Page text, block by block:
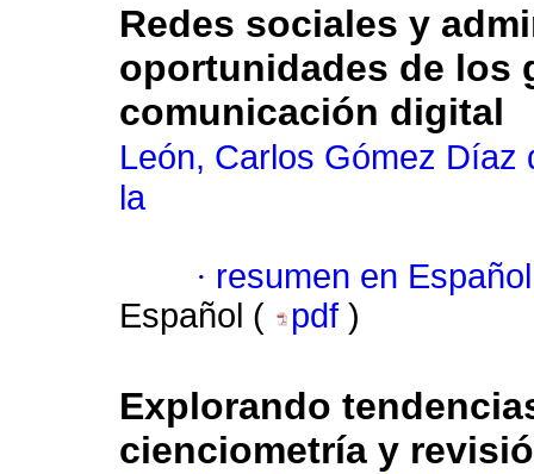
Redes sociales y
oportunidades de los
comunicación digital
León, Carlos Gómez Díaz
la
· resumen en Español
Español (
pdf )
Explorando
cienciometría y